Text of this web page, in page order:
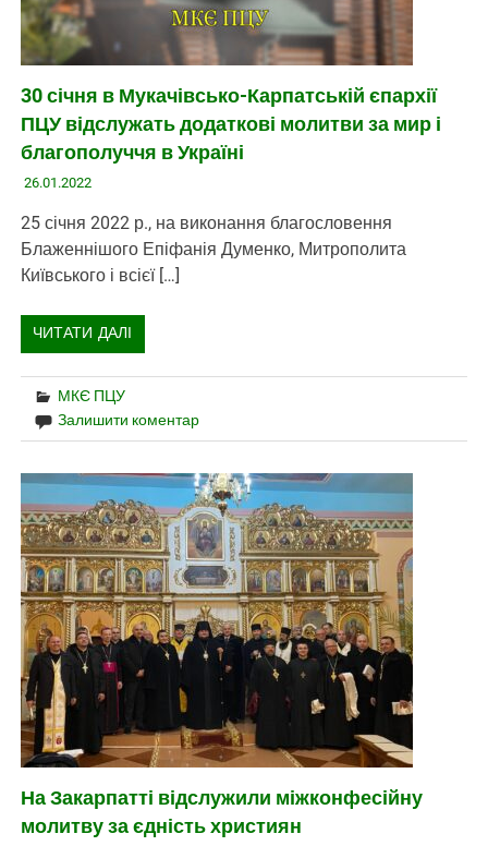
30 січня в Мукачівсько-Карпатській єпархії
ПЦУ відслужать додаткові молитви за мир і
благополуччя в Україні
26.01.2022
25 січня 2022 р., на виконання благословення
Блаженнішого Епіфанія Думенко, Митрополита
Київського і всієї […]
ЧИТАТИ ДАЛІ
МКЄ ПЦУ
Залишити коментар
На Закарпатті відслужили міжконфесійну
молитву за єдність християн